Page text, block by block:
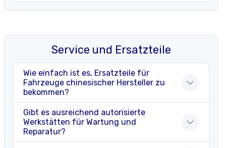
Service und Ersatzteile
Wie einfach ist es, Ersatzteile für
Fahrzeuge chinesischer Hersteller zu
bekommen?
Gibt es ausreichend autorisierte
Werkstätten für Wartung und
Reparatur?